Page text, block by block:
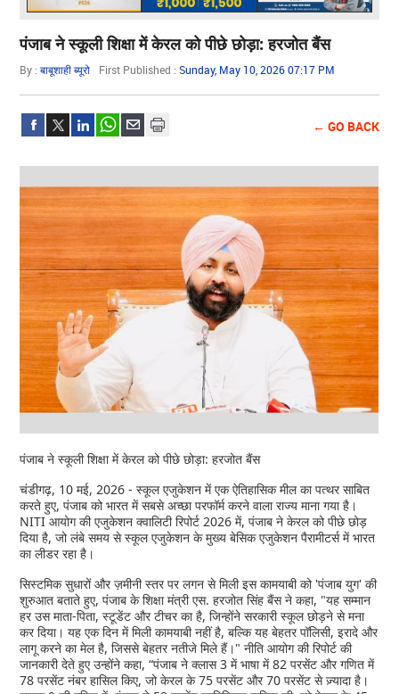
पंजाब ने स्कूली शिक्षा में केरल को पीछे छोड़ा: हरजोत बैंस
By :बाबूशाही ब्यूरो First Published :Sunday, May 10, 2026 07:17 PM
← GO BACK
पंजाब ने स्कूली शिक्षा में केरल को पीछे छोड़ा: हरजोत बैंस
चंडीगढ़, 10 मई, 2026 - स्कूल एजुकेशन में एक ऐतिहासिक मील का पत्थर साबित
करते हुए, पंजाब को भारत में सबसे अच्छा परफॉर्म करने वाला राज्य माना गया है।
NITI आयोग की एजुकेशन क्वालिटी रिपोर्ट 2026 में, पंजाब ने केरल को पीछे छोड़
दिया है, जो लंबे समय से स्कूल एजुकेशन के मुख्य बेसिक एजुकेशन पैरामीटर्स में भारत
का लीडर रहा है।
सिस्टमिक सुधारों और ज़मीनी स्तर पर लगन से मिली इस कामयाबी को 'पंजाब युग' की
शुरुआत बताते हुए, पंजाब के शिक्षा मंत्री एस. हरजोत सिंह बैंस ने कहा, "यह सम्मान
हर उस माता-पिता, स्टूडेंट और टीचर का है, जिन्होंने सरकारी स्कूल छोड़ने से मना
कर दिया। यह एक दिन में मिली कामयाबी नहीं है, बल्कि यह बेहतर पॉलिसी, इरादे और
लागू करने का मेल है, जिससे बेहतर नतीजे मिले हैं।" नीति आयोग की रिपोर्ट की
जानकारी देते हुए उन्होंने कहा, “पंजाब ने क्लास 3 में भाषा में 82 परसेंट और गणित में
78 परसेंट नंबर हासिल किए, जो केरल के 75 परसेंट और 70 परसेंट से ज़्यादा है।